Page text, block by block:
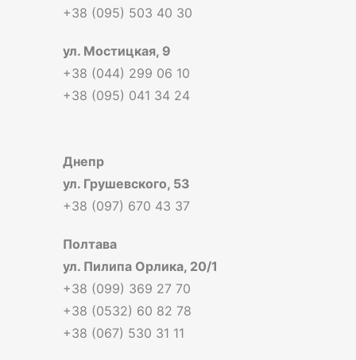
+38 (095) 503 40 30
ул. Мостицкая, 9
+38 (044) 299 06 10
+38 (095) 041 34 24
Днепр
ул. Грушевского, 53
+38 (097) 670 43 37
Полтава
ул. Пилипа Орлика, 20/1
+38 (099) 369 27 70
+38 (0532) 60 82 78
+38 (067) 530 31 11